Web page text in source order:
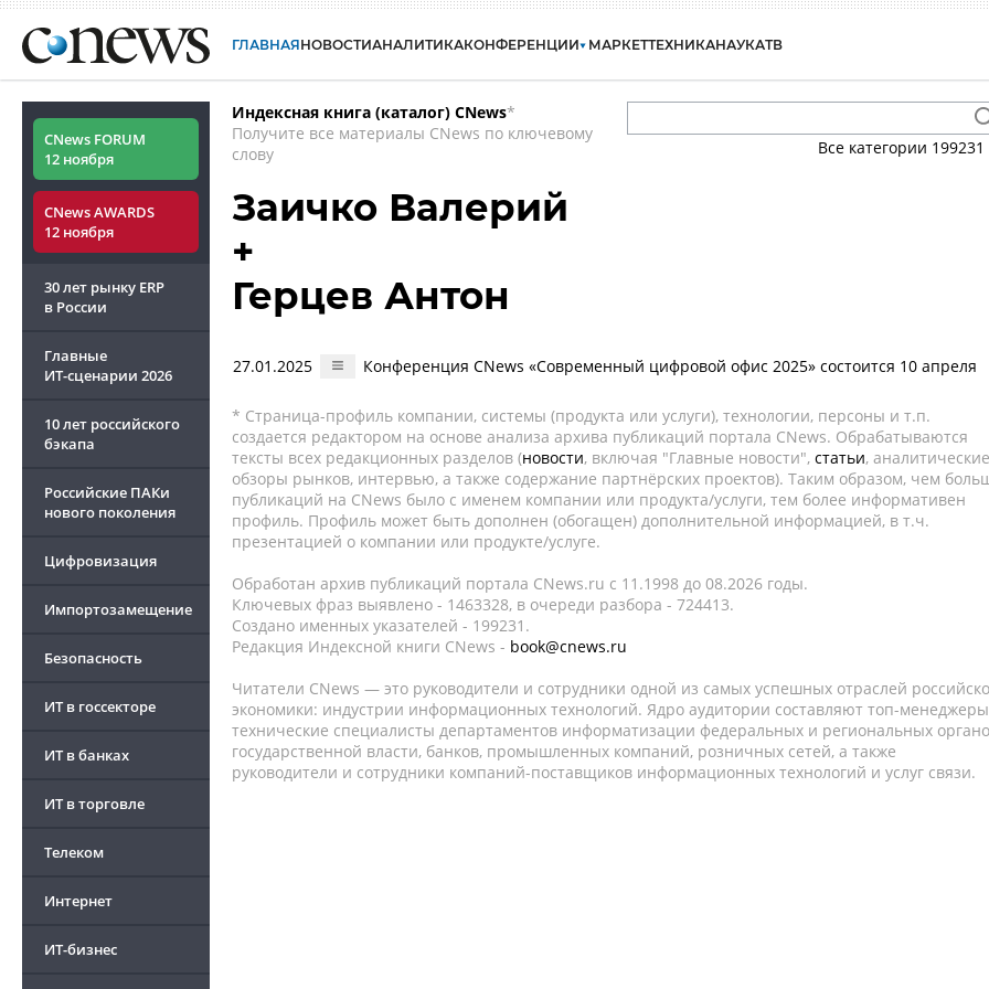
ГЛАВНАЯНОВОСТИАНАЛИТИКАКОНФЕРЕНЦИИ МАРКЕТТЕХНИКАНАУКАТВ
CNews FORUM
12 ноября
CNews AWARDS
12 ноября
30 лет рынку ERP
в России
Главные
ИТ-сценарии 2026
10 лет российского
бэкапа
Российские ПАКи
нового поколения
Цифровизация
Импортозамещение
Безопасность
ИТ в госсекторе
ИТ в банках
ИТ в торговле
Телеком
Интернет
ИТ-бизнес
Индексная книга (каталог) CNews*
Получите все материалы CNews по ключевому
слову
Все категории 199231
Заичко Валерий
+
Герцев Антон
27.01.2025 Конференция CNews «Современный цифровой офис 2025» состоится 10 апреля
* Страница-профиль компании, системы (продукта или услуги), технологии, персоны и т.п.
создается редактором на основе анализа архива публикаций портала CNews. Обрабатываются
тексты всех редакционных разделов (новости, включая "Главные новости", статьи, аналитические
обзоры рынков, интервью, а также содержание партнёрских проектов). Таким образом, чем
публикаций на CNews было с именем компании или продукта/услуги, тем более информативен
профиль. Профиль может быть дополнен (обогащен) дополнительной информацией, в т.ч.
презентацией о компании или продукте/услуге.
Обработан архив публикаций портала CNews.ru c 11.1998 до 08.2026 годы.
Ключевых фраз выявлено - 1463328, в очереди разбора - 724413.
Создано именных указателей - 199231.
Редакция Индексной книги CNews - book@cnews.ru
Читатели CNews — это руководители и сотрудники одной из самых успешных отраслей
экономики: индустрии информационных технологий. Ядро аудитории составляют топ-
технические специалисты департаментов информатизации федеральных и региональных
государственной власти, банков, промышленных компаний, розничных сетей, а также
руководители и сотрудники компаний-поставщиков информационных технологий и услуг связи.